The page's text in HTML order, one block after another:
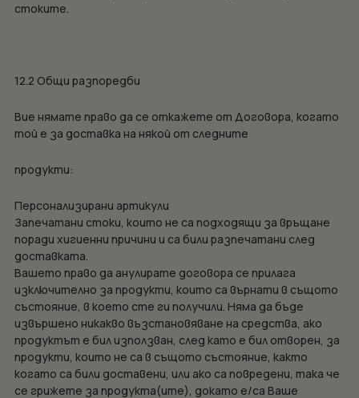
стоките.
12.2 Общи разпоредби
Вие нямате право да се откажете от Договора, когато
той е за доставка на някой от следните
продукти:
Персонализирани артикули
Запечатани стоки, които не са подходящи за връщане
поради хигиенни причини и са били разпечатани след
доставката.
Вашето право да анулирате договора се прилага
изключително за продукти, които са върнати в същото
състояние, в което сте ги получили. Няма да бъде
извършено никакво възстановяване на средства, ако
продуктът е бил използван, след като е бил отворен, за
продукти, които не са в същото състояние, както
когато са били доставени, или ако са повредени, така че
се грижете за продукта(ите), докато е/са Ваше